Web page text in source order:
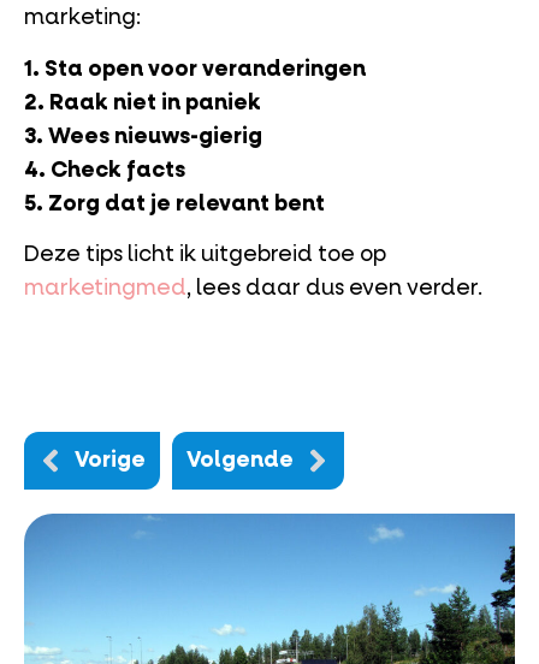
marketing:
1. Sta open voor veranderingen
2. Raak niet in paniek
3. Wees nieuws-gierig
4. Check facts
5. Zorg dat je relevant bent
Deze tips licht ik uitgebreid toe op
marketingmed, lees daar dus even verder.
Vorige Volgende